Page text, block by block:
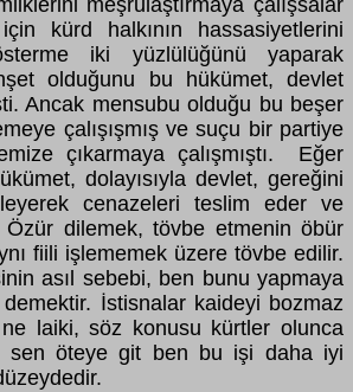
meşrulaştırmaya çalışsalar
kürd halkının hassasiyetlerini
iki yüzlülüğünü yaparak
olduğunu bu hükümet, devlet
Ancak mensubu olduğu bu beşer
çalışışmış ve suçu bir partiye
çıkarmaya çalışmıştı. Eğer
dolayısıyla devlet, gereğini
cenazeleri teslim eder ve
dilemek, tövbe etmenin öbür
fiili işlememek üzere tövbe edilir.
asıl sebebi, ben bunu yapmaya
İstisnalar kaideyi bozmaz
laiki, söz konusu kürtler olunca
sen öteye git ben bu işi daha iyi